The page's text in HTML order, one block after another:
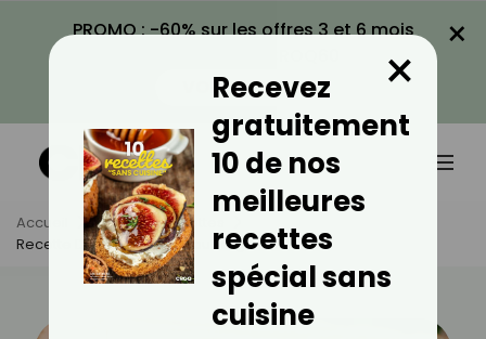
PROMO : -60% sur les offres 3 et 6 mois
VOIR LA PROMO
×
Accueil Actus
Recettes
Recette De Sandwich À L'aubergine
Recevez
gratuitement
10 de nos
meilleures
recettes
spécial sans
cuisine
×